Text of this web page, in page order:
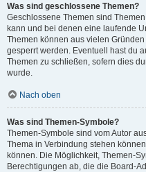
Was sind geschlossene Themen?
Geschlossene Themen sind
kann und bei denen eine laufende
Themen können aus vielen
gesperrt werden. Eventuell hast du
Themen zu schließen, sofern dies
wurde.
Nach oben
Was sind Themen-Symbole?
Themen-Symbole sind vom Autor
Thema in Verbindung stehen
können. Die Möglichkeit, Themen-
Berechtigungen ab, die die Board-